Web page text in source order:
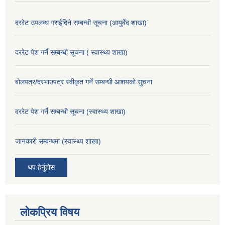
दररेट उपलव्ध गराईदिने सम्बन्धी सूचना (आयुर्वेद शाखा)
दररेट पेश गर्ने सम्बन्धी सूचना ( स्वास्थ्य शाखा)
बोलपत्र/दरभाउपत्र स्वीकृत गर्ने सम्बन्धी आशयको सुचना
दररेट पेश गर्ने सम्बन्धी सूचना (स्वास्थ्य शाखा)
जानकारी सम्बन्धमा (स्वास्थ्य शाखा)
थप हेर्नुहोस
लोकप्रिय विषय